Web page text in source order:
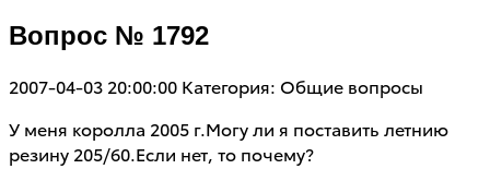
Вопрос № 1792
2007-04-03 20:00:00 Категория: Общие вопросы
У меня королла 2005 г.Могу ли я поставить летнию
резину 205/60.Если нет, то почему?